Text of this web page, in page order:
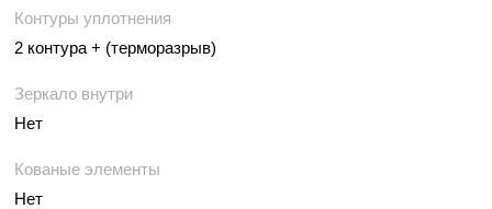
Контуры уплотнения
2 контура + (терморазрыв)
Зеркало внутри
Нет
Кованые элементы
Нет